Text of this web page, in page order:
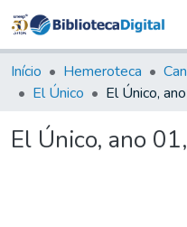
Início Hemeroteca
El Único
El Único,
El Único, ano